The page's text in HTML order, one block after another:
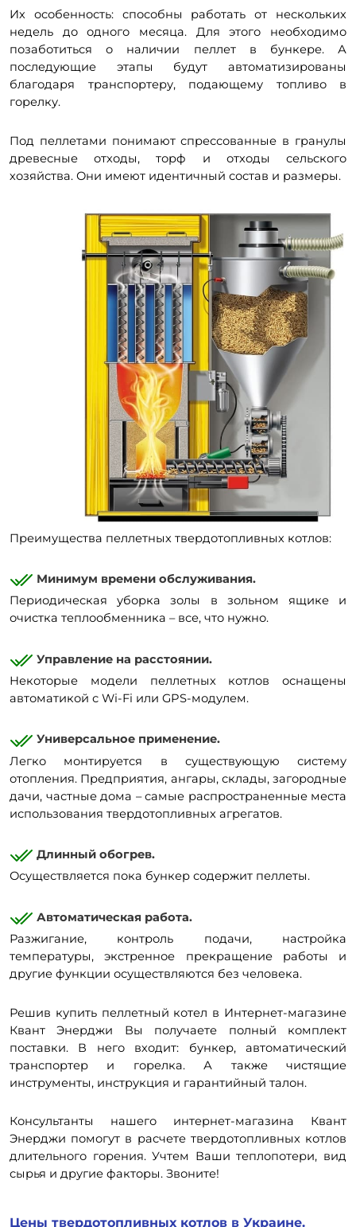
Их особенность: способны работать от нескольких
недель до одного месяца. Для этого необходимо
позаботиться о наличии пеллет в бункере. А
последующие этапы будут автоматизированы
благодаря транспортеру, подающему топливо в
горелку.
Под пеллетами понимают спрессованные в гранулы
древесные отходы, торф и отходы сельского
хозяйства. Они имеют идентичный состав и размеры.
Преимущества пеллетных твердотопливных котлов:
Минимум времени обслуживания.
Периодическая уборка золы в зольном ящике и
очистка теплообменника – все, что нужно.
Управление на расстоянии.
Некоторые модели пеллетных котлов оснащены
автоматикой с Wi-Fi или GPS-модулем.
Универсальное применение.
Легко монтируется в существующую систему
отопления. Предприятия, ангары, склады, загородные
дачи, частные дома – самые распространенные места
использования твердотопливных агрегатов.
Длинный обогрев.
Осуществляется пока бункер содержит пеллеты.
Автоматическая работа.
Разжигание, контроль подачи, настройка
температуры, экстренное прекращение работы и
другие функции осуществляются без человека.
Решив купить пеллетный котел в Интернет-магазине
Квант Энерджи Вы получаете полный комплект
поставки. В него входит: бункер, автоматический
транспортер и горелка. А также чистящие
инструменты, инструкция и гарантийный талон.
Консультанты нашего интернет-магазина Квант
Энерджи помогут в расчете твердотопливных котлов
длительного горения. Учтем Ваши теплопотери, вид
сырья и другие факторы. Звоните!
Цены твердотопливных котлов в Украине.